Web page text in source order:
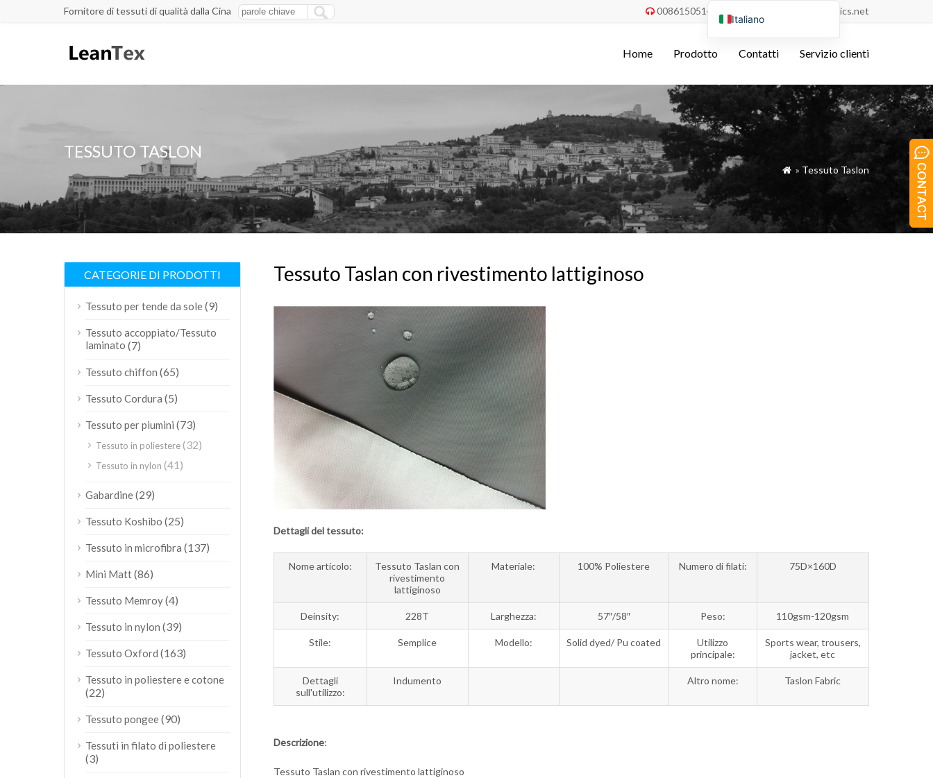
Fornitore di tessuti di qualità dalla Cina  008615051486055 order@china-fabrics.net
Home Prodotto Contatti Servizio clienti
TESSUTO TASLON
 » Tessuto Taslon
Tessuto Taslan con rivestimento lattiginoso
Dettagli del tessuto:
Nome articolo:
Tessuto Taslan con
rivestimento
lattiginoso
Materiale: 100% Poliestere Numero di filati: 75D×160D
Deinsity: 228T Larghezza: 57″/58″ Peso: 110gsm-120gsm
Stile: Semplice Modello: Solid dyed/ Pu coated
Utilizzo
principale:
Sports wear, trousers,
jacket, etc
Dettagli
sull'utilizzo:
Indumento Altro nome: Taslon Fabric
Descrizione:
Tessuto Taslan con rivestimento lattiginoso
CATEGORIE DI PRODOTTI
Tessuto per tende da sole(9)
Tessuto accoppiato/Tessuto
laminato (7)
Tessuto chiffon (65)
Tessuto Cordura (5)
Tessuto per piumini (73)
Tessuto in poliestere(32)
Tessuto in nylon (41)
Gabardine(29)
Tessuto Koshibo (25)
Tessuto in microfibra (137)
Mini Matt(86)
Tessuto Memroy(4)
Tessuto in nylon (39)
Tessuto Oxford (163)
Tessuto in poliestere e cotone
(22)
Tessuto pongee(90)
Tessuti in filato di poliestere
(3)
Italiano
Deutsch
Français
Español
Português do Brasil
Türkçe
Tiếng Việt